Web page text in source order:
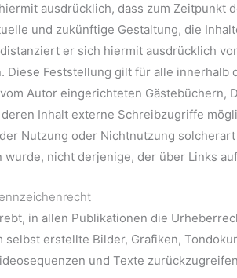
ausdrücklich, dass zum Zeitpunkt
und zukünftige Gestaltung, die
er sich hiermit ausdrücklich
Diese Feststellung gilt für alle
Autor eingerichteten Gästebüchern,
deren Inhalt externe Schreibzugriffe
Nutzung oder Nichtnutzung
wurde, nicht derjenige, der über Links
in allen Publikationen die
selbst erstellte Bilder, Grafiken,
und Texte